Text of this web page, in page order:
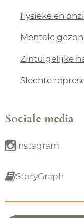
Fysieke en
Mentale
Zintuigelijke
Slechte
Sociale media
Instagram
StoryGraph